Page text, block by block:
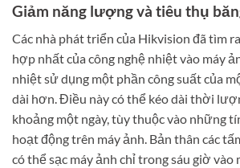
Giảm năng lượng và tiêu thụ
Các nhà phát triển của Hikvision đã tìm
hợp nhất của công nghệ nhiệt vào máy
nhiệt sử dụng một phần công suất của
dài hơn. Điều này có thể kéo dài thời
khoảng một ngày, tùy thuộc vào những
hoạt động trên máy ảnh. Bản thân các
có thể sạc máy ảnh chỉ trong sáu giờ vào